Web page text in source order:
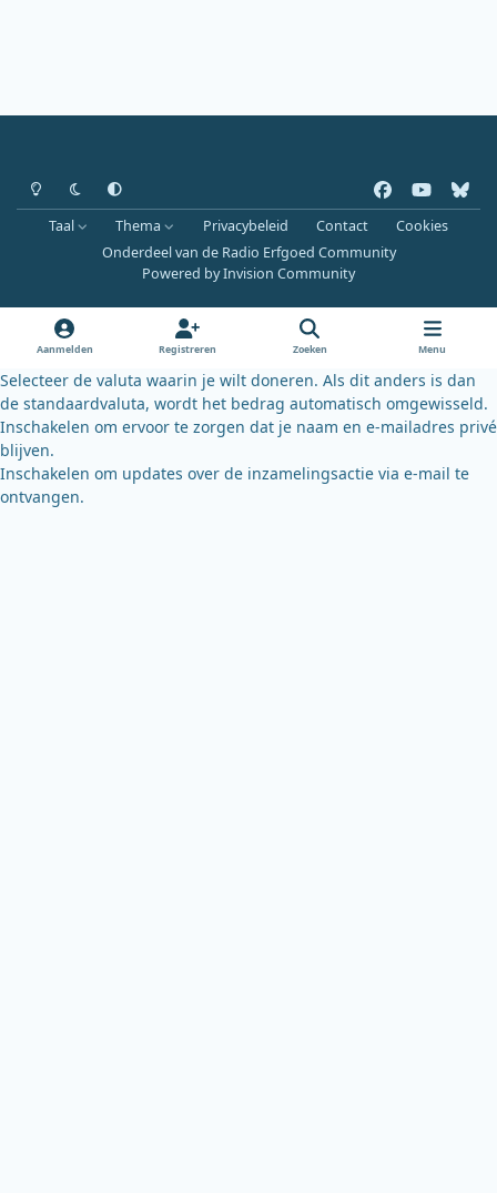
Heldere modus
Donkere modus
Systeemvoorkeur
a
c
e
k
o
u
b
l
u
k
y
Taal Thema Privacybeleid Contact
Cookies
Onderdeel van de Radio Erfgoed Community
Powered byInvision Community
Aanmelden Registreren Zoeken Menu
Selecteer de valuta waarin je wilt doneren. Als dit anders is dan
de standaardvaluta, wordt het bedrag automatisch omgewisseld.
Inschakelen om ervoor te zorgen dat je naam en e-mailadres privé
blijven.
Inschakelen om updates over de inzamelingsactie via e-mail te
ontvangen.